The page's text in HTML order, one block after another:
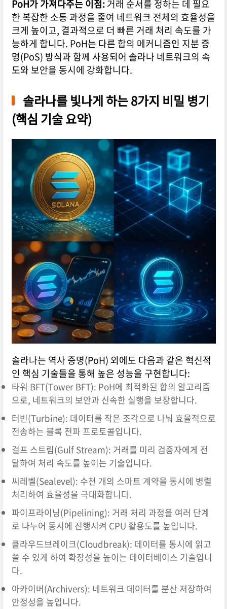
PoH가 가져다주는 이점:거래 순서를 정하는 데 필요
한 복잡한 소통 과정을 줄여 네트워크 전체의 효율성을
크게 높이고, 결과적으로 더 빠른 거래 처리 속도를 가
능하게 합니다. PoH는 다른 합의 메커니즘인 지분 증
명(PoS) 방식과 함께 사용되어 솔라나 네트워크의 속
도와 보안을 동시에 강화합니다.
솔라나를 빛나게 하는 8가지 비밀 병기
(핵심 기술 요약)
솔라나는 역사 증명(PoH) 외에도 다음과 같은 혁신적
인 핵심 기술들을 통해 높은 성능을 구현합니다:
타워 BFT(Tower BFT): PoH에 최적화된 합의 알고리즘
으로, 네트워크의 보안과 신속한 실행을 보장합니다.
터빈(Turbine): 데이터를 작은 조각으로 나눠 효율적으로
전송하는 블록 전파 프로토콜입니다.
걸프 스트림(Gulf Stream): 거래를 미리 검증자에게 전
달하여 처리 속도를 높이는 기술입니다.
씨레벨(Sealevel): 수천 개의 스마트 계약을 동시에 병렬
처리하여 효율성을 극대화합니다.
파이프라이닝(Pipelining): 거래 처리 과정을 여러 단계
로 나누어 동시에 진행시켜 CPU 활용도를 높입니다.
클라우드브레이크(Cloudbreak): 데이터를 동시에 읽고
쓸 수 있게 하여 확장성을 높이는 데이터베이스 기술입니
다.
아카이버(Archivers): 네트워크 데이터를 분산 저장하여
안정성을 높입니다.